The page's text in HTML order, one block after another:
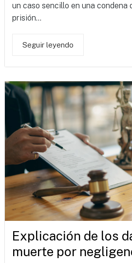
un caso sencillo en una condena
prisión...
Seguir leyendo
Explicación de los
muerte por